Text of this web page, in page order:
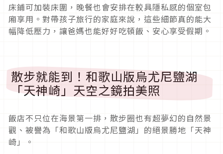
床鋪可加裝床圍，晚餐也會安排在較具隱私感的個室包
廂享用。對帶孩子旅行的家庭來說，這些細節真的能大
幅降低壓力，讓爸媽也能好好吃頓飯、安心享受假期。
散步就能到！和歌山版烏尤尼鹽湖
「天神崎」天空之鏡拍美照
飯店不只位在海景第一排，散步圈也有超夢幻的自然景
觀、被譽為「和歌山版烏尤尼鹽湖」的絕景勝地「天神
崎」。